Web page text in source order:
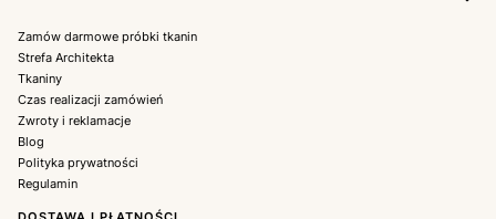
Zamów darmowe próbki tkanin
Strefa Architekta
Tkaniny
Czas realizacji zamówień
Zwroty i reklamacje
Blog
Polityka prywatności
Regulamin